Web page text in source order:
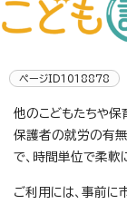
ページID1018878
他のこどもたちや保
保護者の就労の有
で、時間単位で柔軟
ご利用には、事前に